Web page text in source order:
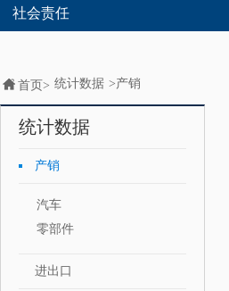
社会责任
首页> 统计数据 >产销
统计数据
产销
汽车
零部件
进出口